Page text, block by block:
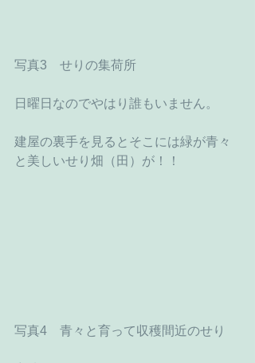
写真3　せりの集荷所
日曜日なのでやはり誰もいません。
建屋の裏手を見るとそこには緑が青々
と美しいせり畑（田）が！！
写真4　青々と育って収穫間近のせり